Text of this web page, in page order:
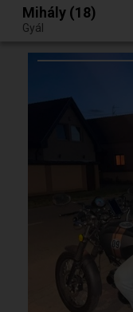
Egy jó randiból bármi lehet.
Mihály (18)
Gyál